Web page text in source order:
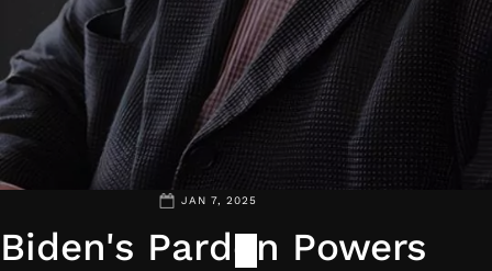
JAN 7, 2025
Biden's Pardon Powers